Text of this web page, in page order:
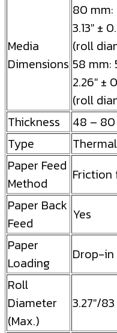
Media
Dimensions
80 mm:
3.13″ ±
(roll
58 mm:
2.26″ ±
(roll
Thickness
48 –
Type
Paper Feed
Method
Friction
Paper Back
Feed
Yes
Paper
Loading
Drop-in
Roll
Diameter
(Max.)
3.27″/